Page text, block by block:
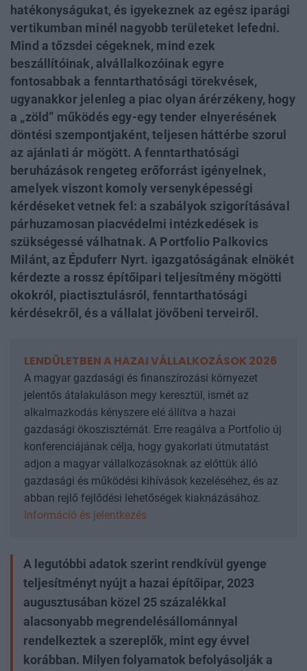
hatékonyságukat, és igyekeznek az egész iparági
vertikumban minél nagyobb területeket lefedni.
Mind a tőzsdei cégeknek, mind ezek
beszállítóinak, alvállalkozóinak egyre
fontosabbak a fenntarthatósági törekvések,
ugyanakkor jelenleg a piac olyan árérzékeny, hogy
a „zöld” működés egy-egy tender elnyerésének
döntési szempontjaként, teljesen háttérbe szorul
az ajánlati ár mögött. A fenntarthatósági
beruházások rengeteg erőforrást igényelnek,
amelyek viszont komoly versenyképességi
kérdéseket vetnek fel: a szabályok szigorításával
párhuzamosan piacvédelmi intézkedések is
szükségessé válhatnak. A Portfolio Palkovics
Milánt, az Épduferr Nyrt. igazgatóságának elnökét
kérdezte a rossz építőipari teljesítmény mögötti
okokról, piactisztulásról, fenntarthatósági
kérdésekről, és a vállalat jövőbeni terveiről.
LENDÜLETBEN A HAZAI VÁLLALKOZÁSOK 2026
A magyar gazdasági és finanszírozási környezet
jelentős átalakuláson megy keresztül, ismét az
alkalmazkodás kényszere elé állítva a hazai
gazdasági ökoszisztémát. Erre reagálva a Portfolio új
konferenciájának célja, hogy gyakorlati útmutatást
adjon a magyar vállalkozásoknak az előttük álló
gazdasági és működési kihívások kezeléséhez, és az
abban rejlő fejlődési lehetőségek kiaknázásához.
Információ és jelentkezés
A legutóbbi adatok szerint rendkívül gyenge
teljesítményt nyújt a hazai építőipar, 2023
augusztusában közel 25 százalékkal
alacsonyabb megrendelésállománnyal
rendelkeztek a szereplők, mint egy évvel
korábban. Milyen folyamatok befolyásolják a